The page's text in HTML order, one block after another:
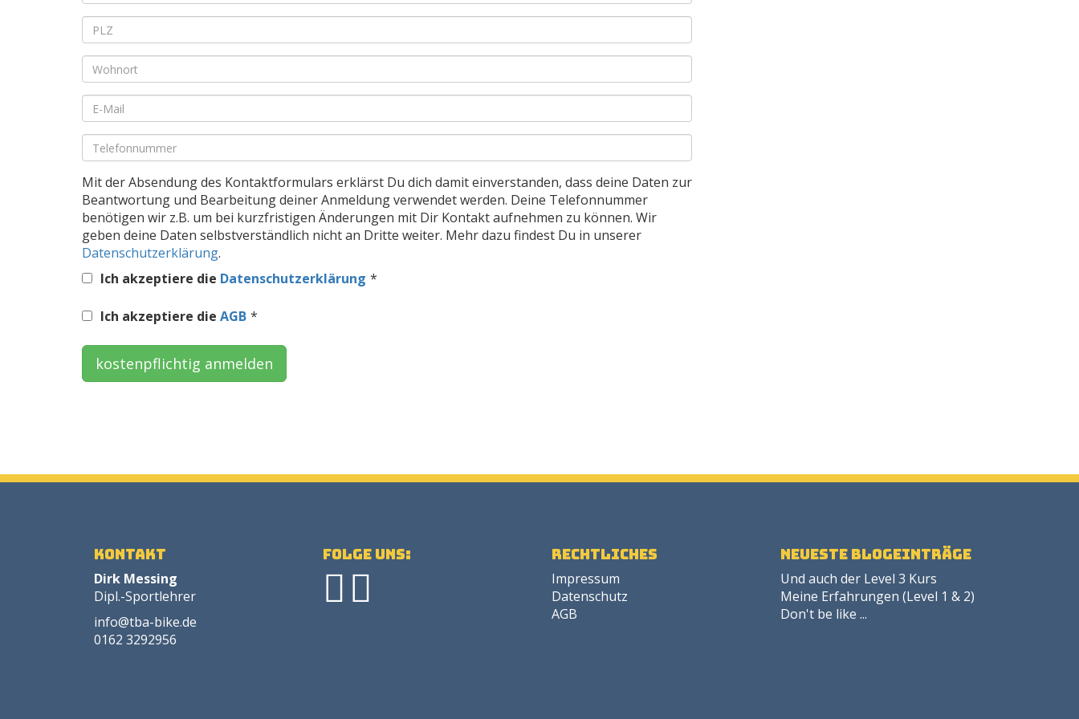
Hausnummer*
Pflichtfeld
PLZ *
Pflichtfeld
Wohnort
Pflichtfeld
E-
Mail*
Pflichtfeld
Telefon*
Mit der Absendung des Kontaktformulars erklärst Du dich damit einverstanden, dass deine Daten zur
Beantwortung und Bearbeitung deiner Anmeldung verwendet werden. Deine Telefonnummer
benötigen wir z.B. um bei kurzfristigen Änderungen mit Dir Kontakt aufnehmen zu können. Wir
geben deine Daten selbstverständlich nicht an Dritte weiter. Mehr dazu findest Du in unserer
Datenschutzerklärung.
Ich akzeptiere die Datenschutzerklärung *
Ich akzeptiere die AGB *
kostenpflichtig anmelden
Kontakt
Dirk Messing
Dipl.-Sportlehrer
info@tba-bike.de
0162 3292956
Folge uns: Rechtliches
Impressum
Datenschutz
AGB
neueste Blogeinträge
Und auch der Level 3 Kurs
Meine Erfahrungen (Level 1 & 2)
Don't be like ...